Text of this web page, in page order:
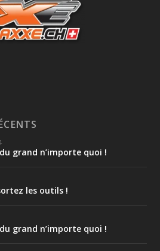
grand n’importe quoi !
les outils !
grand n’importe quoi !